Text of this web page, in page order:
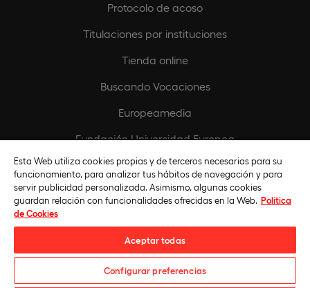
Protocolo de acoso
Titulaciones por instituciones
Tienda online
Buscando Vocaciones
Europeamedia
Fundación Universidad Europea
Únete al equipo
Universidad Europea © 2026. Todos Los Derechos Reservados
Esta Web utiliza cookies propias y de terceros necesarias para su
funcionamiento, para analizar tus hábitos de navegación y para
servir publicidad personalizada. Asimismo, algunas cookies
guardan relación con funcionalidades ofrecidas en la Web. Política
de Cookies
Aceptar todas
Configurar preferencias